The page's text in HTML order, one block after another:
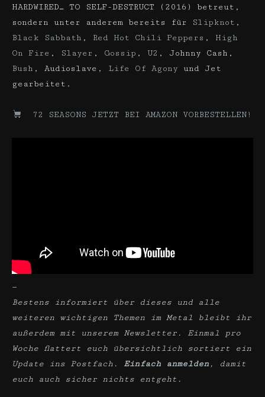
HARDWIRED… TO SELF-DESTRUCT (2016) betreut,
sondern unter anderem bereits für
Slipknot ,
Black Sabbath , Red Hot Chili Peppers , High
On Fire , Slayer , Gossip , U2 , Johnny Cash,
Bush , Audioslave, Life Of Agony und Jet
gearbeitet.
72 SEASONS JETZT BEI AMAZON VORBESTELLEN!
—
Bestens informiert über dieses und alle
weiteren wichtigen Themen im Metal bleibt ihr
außerdem mit unserem Newsletter. Einmal pro
Woche flattert euch übersichtlich sortiert ein
Update ins Postfach.
Einfach anmelden , damit
euch auch sicher nichts entgeht.